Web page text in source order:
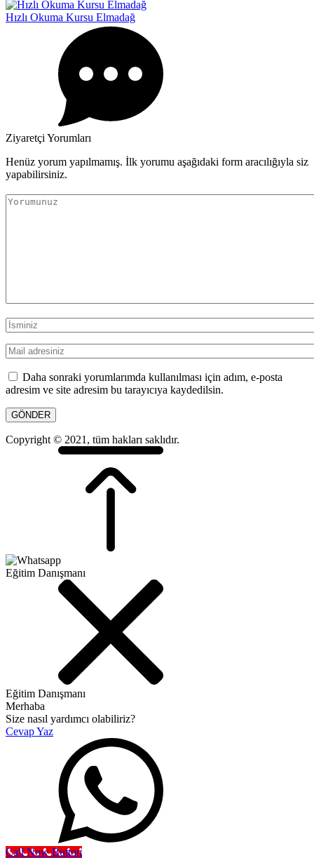
Hızlı Okuma Kursu Elmadağ
Ziyaretçi Yorumları
Henüz yorum yapılmamış. İlk yorumu aşağıdaki form aracılığıyla siz
yapabilirsiniz.
Daha sonraki yorumlarımda kullanılması için adım, e-posta
adresim ve site adresim bu tarayıcıya kaydedilsin.
Copyright © 2021, tüm hakları saklıdır.
Eğitim Danışmanı
Eğitim Danışmanı
Merhaba
Size nasıl yardımcı olabiliriz?
Cevap Yaz
Call Now Button